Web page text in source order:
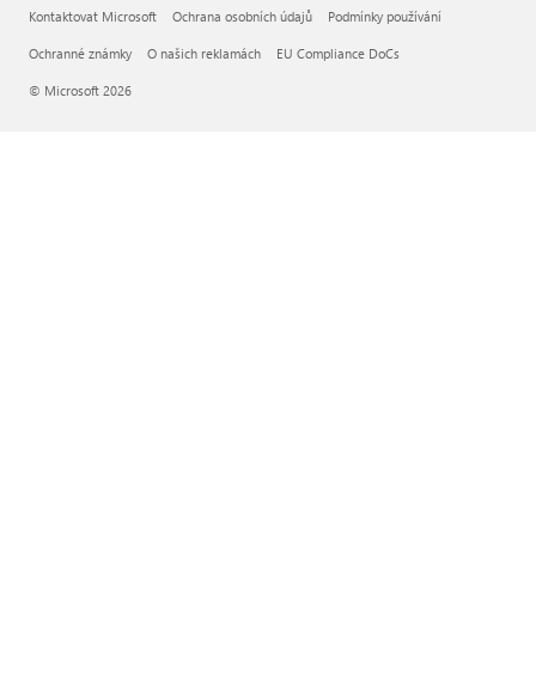
Kontaktovat Microsoft Ochrana osobních údajů Podmínky používání
Ochranné známky O našich reklamách EU Compliance DoCs
© Microsoft 2026